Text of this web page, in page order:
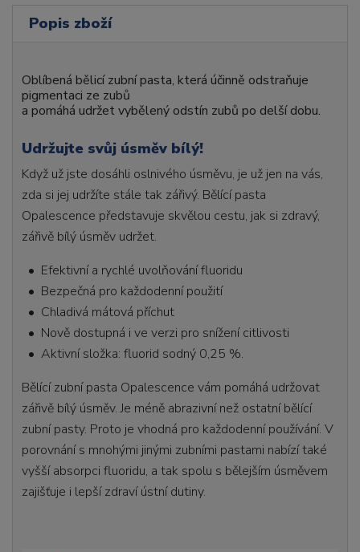
Popis zboží
Oblíbená bělicí zubní pasta, která účinně odstraňuje
pigmentaci ze zubů
a pomáhá udržet vybělený odstín zubů po delší dobu.
Udržujte svůj úsměv bílý!
Když už jste dosáhli oslnivého úsměvu, je už jen na vás,
zda si jej udržíte stále tak zářivý. Bělící pasta
Opalescence představuje skvělou cestu, jak si zdravý,
zářivě bílý úsměv udržet.
• Efektivní a rychlé uvolňování fluoridu
• Bezpečná pro každodenní použití
• Chladivá mátová příchut
• Nově dostupná i ve verzi pro snížení citlivosti
• Aktivní složka: fluorid sodný 0,25 %.
Bělící zubní pasta Opalescence vám pomáhá udržovat
zářivě bílý úsměv. Je méně abrazivní než ostatní bělící
zubní pasty. Proto je vhodná pro každodenní používání. V
porovnání s mnohými jinými zubními pastami nabízí také
vyšší absorpci fluoridu, a tak spolu s bělejším úsměvem
zajišťuje i lepší zdraví ústní dutiny.